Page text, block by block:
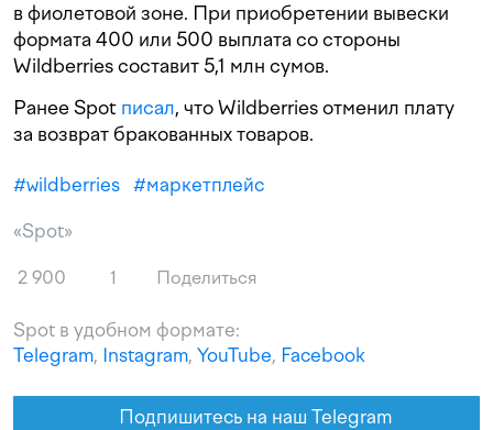
в фиолетовой зоне. При приобретении вывески
формата 400 или 500 выплата со стороны
Wildberries составит 5,1 млн сумов.
Ранее Spot писал, что Wildberries отменил плату
за возврат бракованных товаров.
#wildberries #маркетплейс
«Spot»
2 900 1 Поделиться
Spot в удобном формате:
Telegram, Instagram, YouTube, Facebook
Подпишитесь на наш Telegram